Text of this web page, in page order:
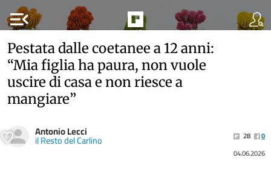
menu_open
Pestata dalle coetanee a 12 anni:
“Mia figlia ha paura, non vuole
uscire di casa e non riesce a
mangiare”
Antonio Lecci
il Resto del Carlino 28
0
04.06.2026